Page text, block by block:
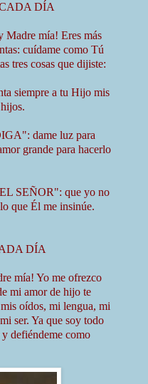
DÍA
Madre mía! Eres más
cuídame como Tú
tres cosas que dijiste:
siempre a tu Hijo mis
dame luz para
grande para hacerlo
SEÑOR": que yo no
que Él me insinúe.
DÍA
mía! Yo me ofrezco
mi amor de hijo te
oídos, mi lengua, mi
ser. Ya que soy todo
defiéndeme como